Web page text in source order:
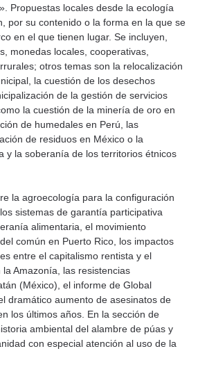
Propuestas locales desde la ecología
por su contenido o la forma en la que se
en el que tienen lugar. Se incluyen,
monedas locales, cooperativas,
otros temas son la relocalización
la cuestión de los desechos
de la gestión de servicios
la cuestión de la minería de oro en
de humedales en Perú, las
de residuos en México o la
y la soberanía de los territorios étnicos
la agroecología para la configuración
sistemas de garantía participativa
alimentaria, el movimiento
común en Puerto Rico, los impactos
entre el capitalismo rentista y el
Amazonía, las resistencias
(México), el informe de Global
dramático aumento de asesinatos de
los últimos años. En la sección de
ambiental del alambre de púas y
con especial atención al uso de la